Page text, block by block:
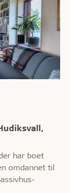
har boet
omdannet til